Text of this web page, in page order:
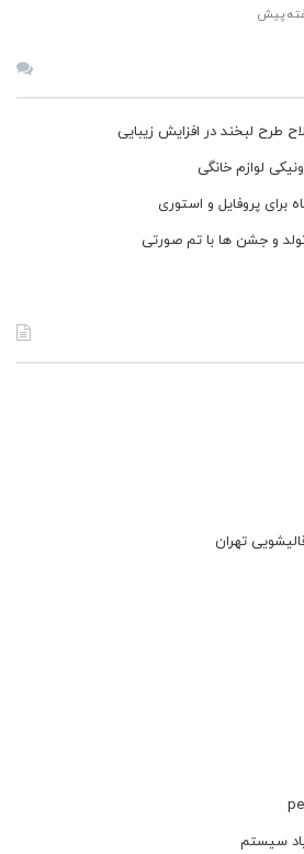
طرح لبخند در افزایش زیبایی
لوازم خانگی
برای پروفایل و استوری
و جشن ها با تم صورتی
تهران